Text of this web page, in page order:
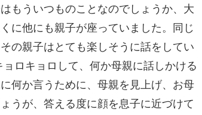
もういつものことなのでしょうか、大
に他にも親子が座っていました。同じ
の親子はとても楽しそ うに話をしてい
ロキョロして、何か母親に話しかける
何か言うために、 母親を見上げ、お母
うが、答える度に顔を息子に近づけて